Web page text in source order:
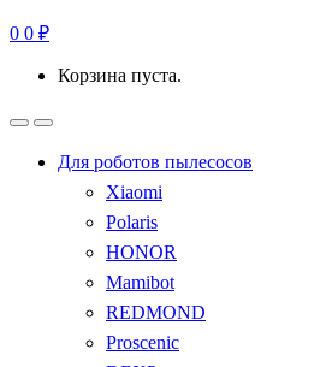
0 0 ₽
Корзина пуста.
Для роботов пылесосов
Xiaomi
Polaris
HONOR
Mamibot
REDMOND
Proscenic